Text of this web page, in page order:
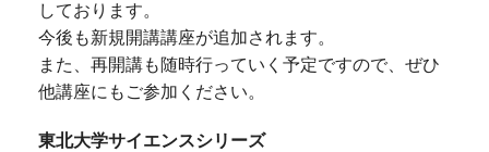
しております。
今後も新規開講講座が追加されます。
また、再開講も随時行っていく予定ですので、ぜひ
他講座にもご参加ください。
東北大学サイエンスシリーズ